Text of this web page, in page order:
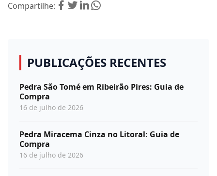
Compartilhe:
PUBLICAÇÕES RECENTES
Pedra São Tomé em Ribeirão Pires: Guia de
Compra
16 de julho de 2026
Pedra Miracema Cinza no Litoral: Guia de
Compra
16 de julho de 2026